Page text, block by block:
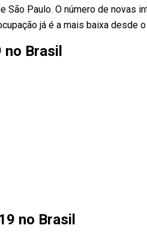
São Paulo. O número de novas
já é a mais baixa desde
Brasil
no Brasil